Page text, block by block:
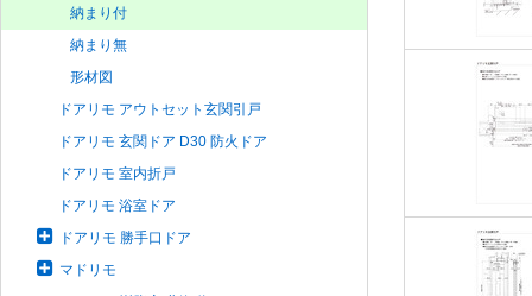
納まり付
納まり無
形材図
ドアリモ アウトセット玄関引戸
ドアリモ 玄関ドア D30 防火ドア
ドアリモ 室内折戸
ドアリモ 浴室ドア
ドアリモ 勝手口ドア
マドリモ